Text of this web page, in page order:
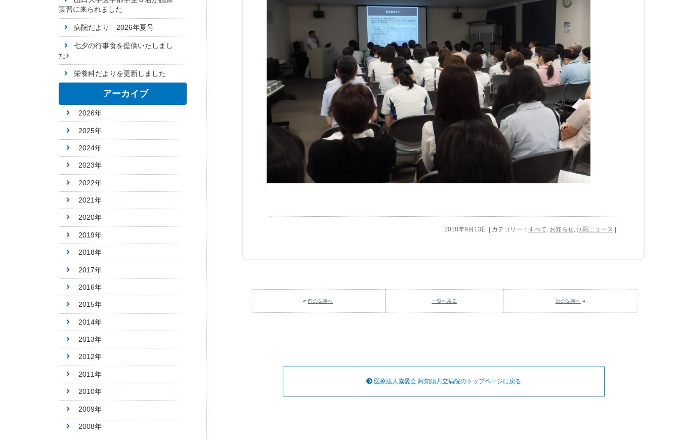
2018年9月13日 | カテゴリー：すべて お知らせ ,病院ニュース |
«前の記事へ 一覧へ戻る 次の記事へ»
医療法人協愛会 阿知須共立病院のトップページに戻る
実習に来られました
病院だより 2026年夏号
七夕の行事食を提供いたしまし
た♪
栄養科だよりを更新しました
アーカイブ
2026年
2025年
2024年
2023年
2022年
2021年
2020年
2019年
2018年
2017年
2016年
2015年
2014年
2013年
2012年
2011年
2010年
2009年
2008年